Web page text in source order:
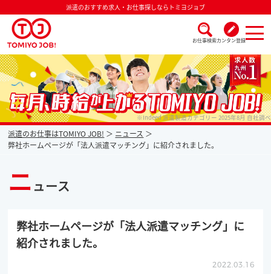
派遣のおすすめ求人・お仕事探しならトミヨジョブ
お仕事検索カンタン登録
派遣なら毎月時給が上がるトミヨジョブ ※Indeed 派遣製造カテゴリー 2025年8月 自社調べ
派遣のお仕事はTOMIYO JOB!
ニュース
弊社ホームページが「法人派遣マッチング」に紹介されました。
ニ ュース
弊社ホームページが「法人派遣マッチング」に
紹介されました。
2022.03.16